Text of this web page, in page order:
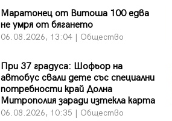
Маратонец от Витоша 100 едва
не умря от бягането
06.08.2026, 13:04 | Общество
При 37 градуса: Шофьор на
автобус свали дете със специални
потребности край Долна
Митрополия заради изтекла карта
06.08.2026, 10:35 | Общество